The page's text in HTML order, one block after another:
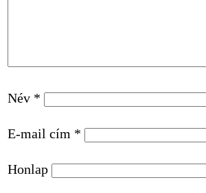
Név *
E-mail cím *
Honlap